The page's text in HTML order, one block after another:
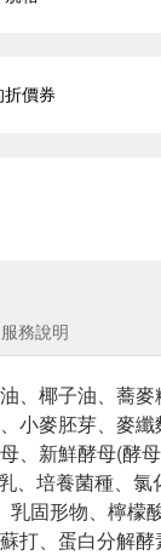
價券
務說明
、椰子油、蕎
小麥胚芽、麥纖
、新鮮酵母(酵
、培養菌種、
乳固形物、檸檬
打、蛋白分解